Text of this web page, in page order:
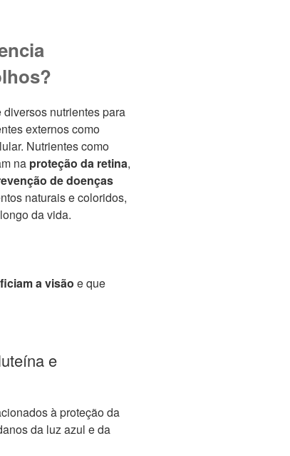
nutrientes para
externos como
Nutrientes como
na proteção da retina,
de doenças
naturais e coloridos,
da vida.
a visão e que
e
à proteção da
da luz azul e da